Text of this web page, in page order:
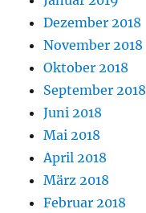
Dezember 2018
November 2018
Oktober 2018
September 2018
Juni 2018
Mai 2018
April 2018
März 2018
Februar 2018